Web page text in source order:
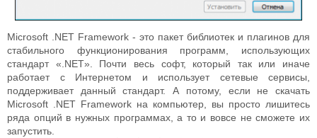
Microsoft .NET Framework - это пакет библиотек и плагинов для
стабильного функционирования программ, использующих
стандарт «.NET». Почти весь софт, который так или иначе
работает с Интернетом и использует сетевые сервисы,
поддерживает данный стандарт. А потому, если не скачать
Microsoft .NET Framework на компьютер, вы просто лишитесь
ряда опций в нужных программах, а то и вовсе не сможете их
запустить.